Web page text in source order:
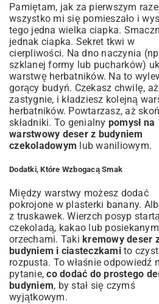
Pamiętam, jak za pierwszym
wszystko mi się pomieszało i
tego jedna wielka ciapka.
jednak ciapka. Sekret tkwi w
cierpliwości. Na dno naczynia
szklanej formy lub pucharków)
warstwę herbatników. Na to
gorący budyń. Czekasz chwilę,
zastygnie, i kładziesz kolejną
herbatników. Powtarzasz, aż
składniki. To genialny pomysł na
warstwowy deser z budyniem
czekoladowym lub waniliowym.
Dodatki, Które Wzbogacą Smak
Między warstwy możesz dodać
pokrojone w plasterki banany.
z truskawek. Wierzch posyp
czekoladą, kakao lub
orzechami. Taki kremowy deser
budyniem i ciasteczkamito
rozpusta. To właśnie odpowiedź
pytanie,co dodać do prostego
budyniem, by stał się czymś
wyjątkowym.